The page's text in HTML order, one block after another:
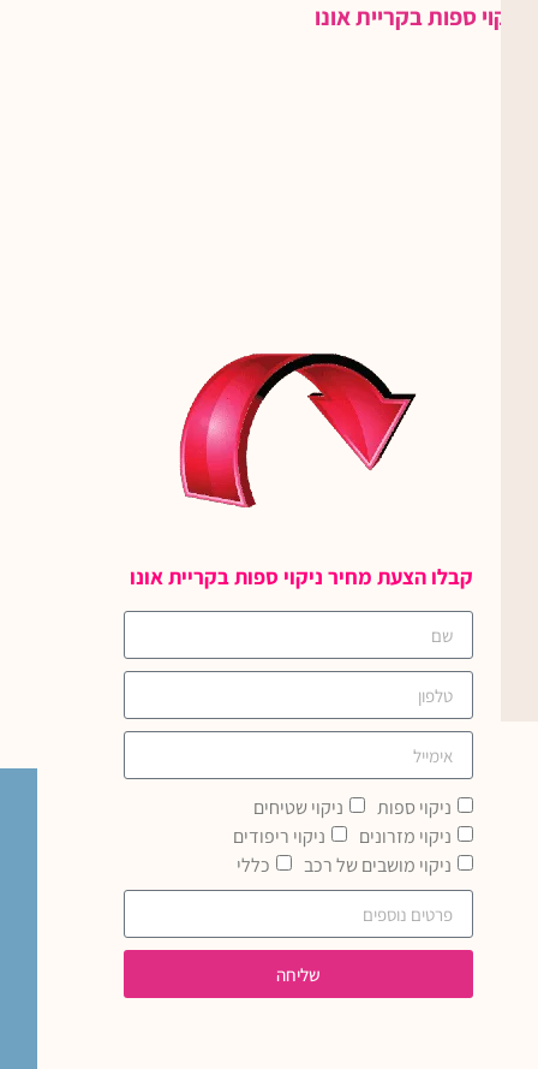
ניקוי ספות בקריית אונו
קבלו הצעת מחיר ניקוי ספות בקריית אונו
ניקוי ספות
ניקוי שטיחים
ניקוי מזרונים
ניקוי ריפודים
ניקוי מושבים של רכב
כללי
שליחה